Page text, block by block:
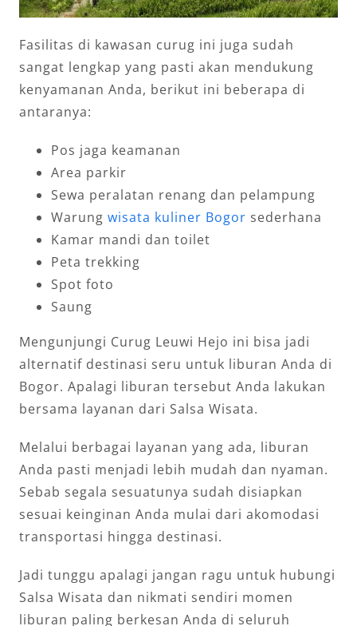
Fasilitas di kawasan curug ini juga sudah
sangat lengkap yang pasti akan mendukung
kenyamanan Anda, berikut ini beberapa di
antaranya:
Pos jaga keamanan
Area parkir
Sewa peralatan renang dan pelampung
Warung wisata kuliner Bogor sederhana
Kamar mandi dan toilet
Peta trekking
Spot foto
Saung
Mengunjungi Curug Leuwi Hejo ini bisa jadi
alternatif destinasi seru untuk liburan Anda di
Bogor. Apalagi liburan tersebut Anda lakukan
bersama layanan dari Salsa Wisata.
Melalui berbagai layanan yang ada, liburan
Anda pasti menjadi lebih mudah dan nyaman.
Sebab segala sesuatunya sudah disiapkan
sesuai keinginan Anda mulai dari akomodasi
transportasi hingga destinasi.
Jadi tunggu apalagi jangan ragu untuk hubungi
Salsa Wisata dan nikmati sendiri momen
liburan paling berkesan Anda di seluruh